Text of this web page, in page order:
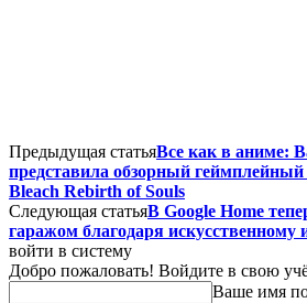
Предыдущая статьяВсе как в аниме:
представила обзорный
Bleach Rebirth of Souls
Следующая статьяВ Google Home
гаражом благодаря искусственному
войти в систему
Добро пожаловать! Войдите в свою
Ваше имя